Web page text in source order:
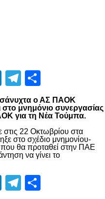
LinkedIn
Telegram
ο ΑΣ ΠΑΟΚ
μνημόνιο συνεργασίας
για τη Νέα Τούμπα.
22 Οκτωβρίου στα
στο σχέδιο μνημονίου-
θα προταθεί στην ΠΑΕ
να γίνει το
LinkedIn
Telegram